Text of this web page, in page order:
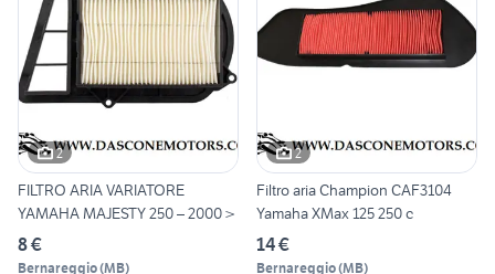
2
FILTRO ARIA VARIATORE
YAMAHA MAJESTY 250 – 2000 >
8 €
Bernareggio(MB)
2
Filtro aria Champion CAF3104
Yamaha XMax 125 250 c
14 €
Bernareggio(MB)